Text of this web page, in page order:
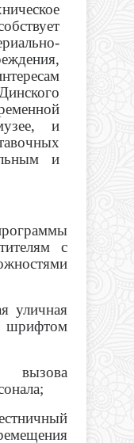
и
и
с
уличная
шрифтом